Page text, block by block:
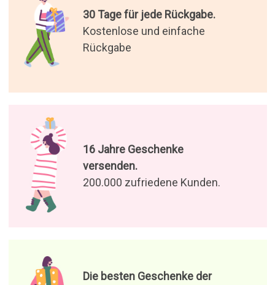
30 Tage für jede Rückgabe.
Kostenlose und einfache
Rückgabe
16 Jahre Geschenke
versenden.
200.000 zufriedene Kunden.
Die besten Geschenke der